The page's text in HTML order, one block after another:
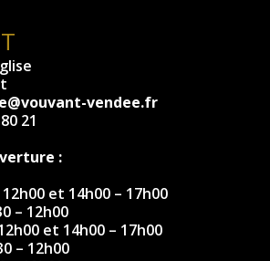
vendee.fr
21
:
et 14h00 – 17h00
– 12h00
et 14h00 – 17h00
– 12h00